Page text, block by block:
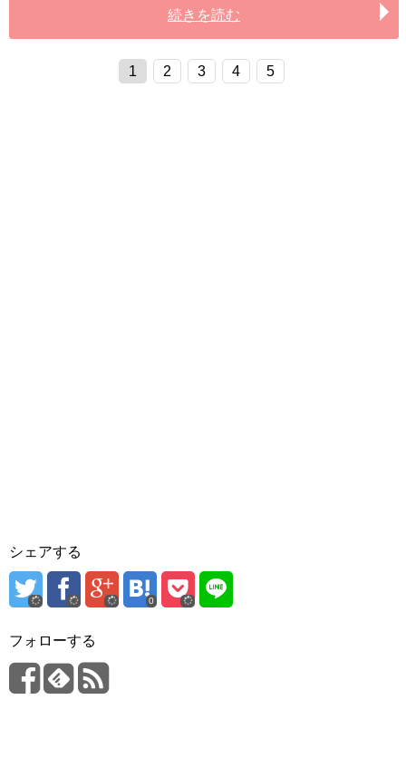
続きを読む
1 2 3 4 5
シェアする
0
フォローする